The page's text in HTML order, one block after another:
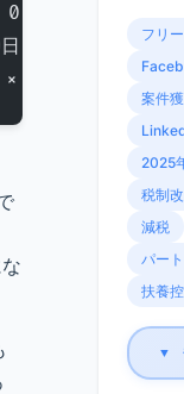
= 720時間
27円/kWh =
フリ
案件
2025
税制
減税
パート
扶養
▼